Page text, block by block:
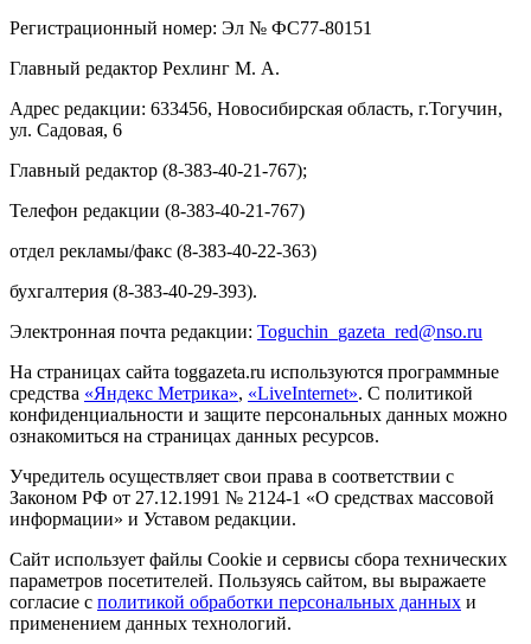
Регистрационный номер: Эл № ФС77-80151
Главный редактор Рехлинг М. А.
Адрес редакции: 633456, Новосибирская область, г.Тогучин,
ул. Садовая, 6
Главный редактор (8-383-40-21-767);
Телефон редакции (8-383-40-21-767)
отдел рекламы/факс (8-383-40-22-363)
бухгалтерия (8-383-40-29-393).
Электронная почта редакции: Toguchin gazeta red@nso.ru
На страницах сайта toggazeta.ru используются программные
средства «Яндекс Метрика», «LiveInternet». С политикой
конфиденциальности и защите персональных данных можно
ознакомиться на страницах данных ресурсов.
Учредитель осуществляет свои права в соответствии с
Законом РФ от 27.12.1991 № 2124-1 «О средствах массовой
информации» и Уставом редакции.
Сайт использует файлы Cookie и сервисы сбора технических
параметров посетителей. Пользуясь сайтом, вы выражаете
согласие с политикой обработки персональных данных и
применением данных технологий.